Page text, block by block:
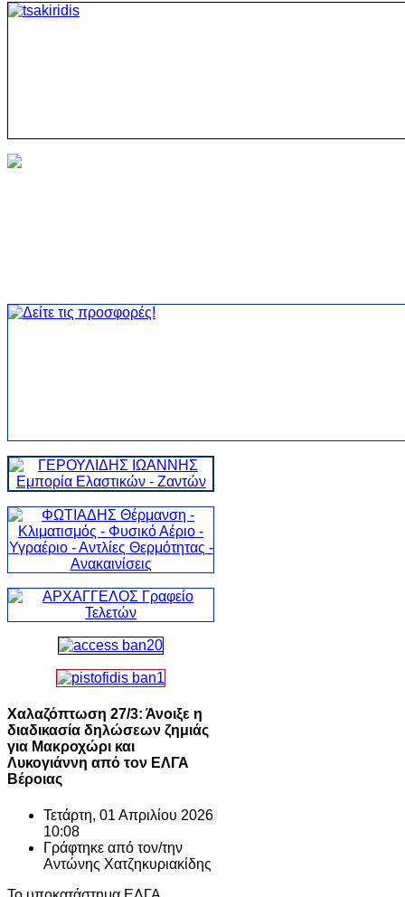
Χαλαζόπτωση 27/3: Άνοιξε η
διαδικασία δηλώσεων ζημιάς
για Μακροχώρι και
Λυκογιάννη από τον ΕΛΓΑ
Βέροιας
Τετάρτη, 01 Απριλίου 2026
10:08
Γράφτηκε από τον/την
Αντώνης Χατζηκυριακίδης